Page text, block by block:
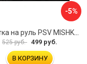
-5%
Оплетка на руль PSV MISHKA Premium 136095
525 руб. 499 руб.
В КОРЗИНУ